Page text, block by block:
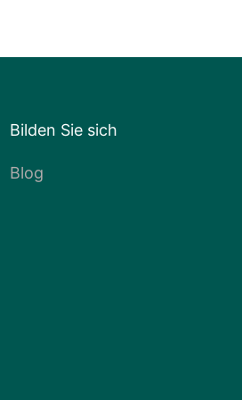
Bilden Sie sich
Blog